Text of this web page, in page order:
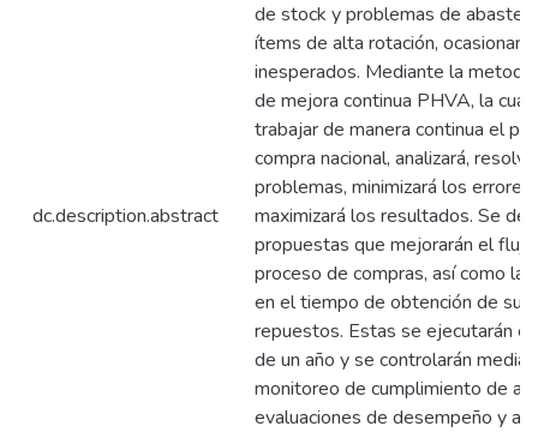
dc.description.abstract
de stock y problemas de
ítems de alta rotación,
inesperados. Mediante la
de mejora continua PHVA, la cual
trabajar de manera continua el
compra nacional, analizará,
problemas, minimizará los errores
maximizará los resultados. Se
propuestas que mejorarán el
proceso de compras, así como la
en el tiempo de obtención de
repuestos. Estas se ejecutarán
de un año y se controlarán
monitoreo de cumplimiento de
evaluaciones de desempeño y